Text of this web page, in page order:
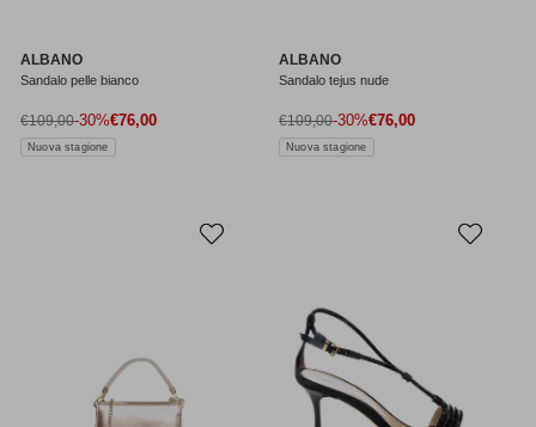
ALBANO
Sandalo pelle bianco
Prezzo di vendita
€76,00
Prezzo normale
€109,00-30%
Nuova stagione
ALBANO
Sandalo tejus nude
Prezzo di vendita
€76,00
Prezzo normale
€109,00-30%
Nuova stagione